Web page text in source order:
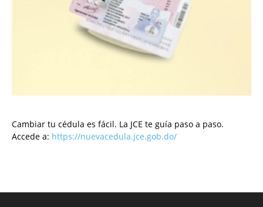
Cambiar tu cédula es fácil. La JCE te guía paso a paso.
Accede a: https://nuevacedula.jce.gob.do/